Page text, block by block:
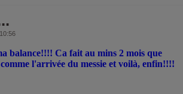
balance!!!! Ca fait au mins 2 mois que
l'arrivée du messie et voilà, enfin!!!!